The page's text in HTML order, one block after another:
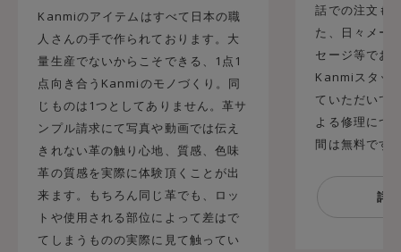
Kanmiのアイテムはすべて日本の職
人さんの手で作られております。大
量生産でないからこそできる、1点1
点向き合うKanmiのモノづくり。同
じものは1つとしてありません。革サ
ンプル請求にて写真や動画では伝え
きれない革の触り心地、質感、色味
革の質感を実際に体験頂くことが出
来ます。もちろん同じ革でも、ロッ
トや使用される部位によって差はで
てしまうものの実際に見て触ってい
話での注文も
た、日々メー
セージ等でお
Kanmiスタッ
ていただいて
よる修理につ
間は無料です